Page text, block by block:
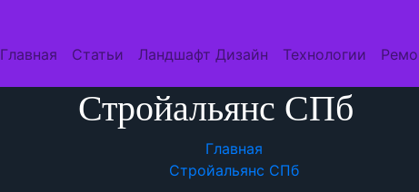
Главная Статьи Ландшафт Дизайн Технологии
Стройальянс СПб
Главная
Стройальянс СПб